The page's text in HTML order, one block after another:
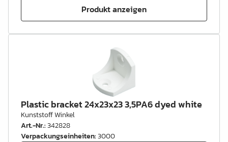
Produkt anzeigen
Plastic bracket 24x23x23 3,5PA6 dyed white
Kunststoff Winkel
Art.-Nr.:342828
Verpackungseinheiten:3000